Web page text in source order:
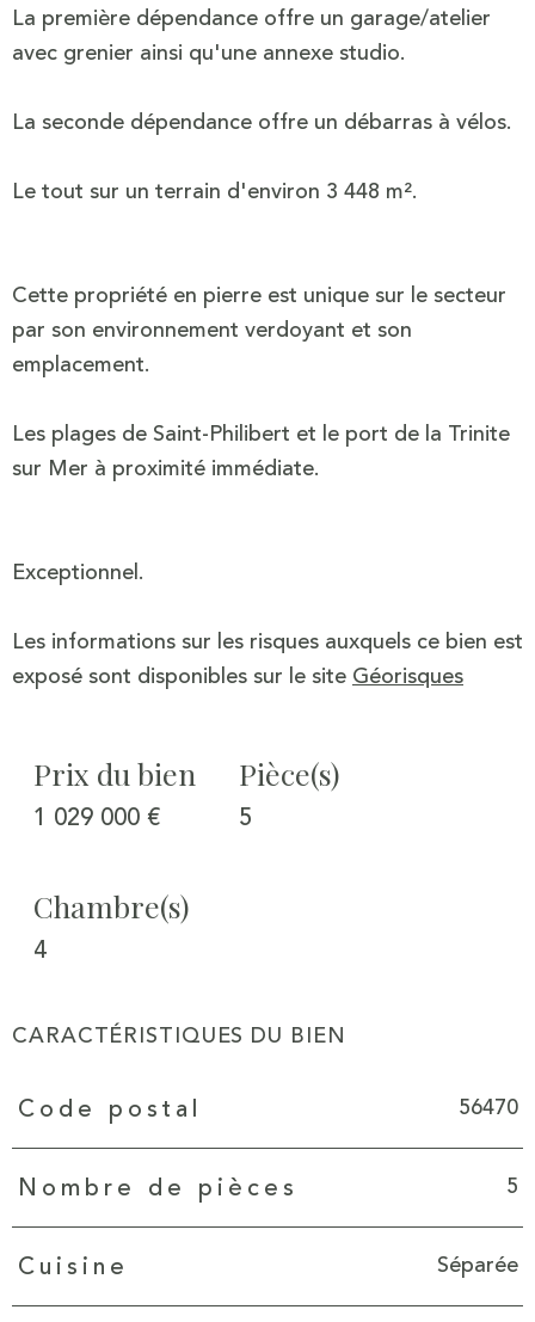
La première dépendance offre un garage/atelier
avec grenier ainsi qu'une annexe studio.
La seconde dépendance offre un débarras à vélos.
Le tout sur un terrain d'environ 3 448 m².
Cette propriété en pierre est unique sur le secteur
par son environnement verdoyant et son
emplacement.
Les plages de Saint-Philibert et le port de la Trinite
sur Mer à proximité immédiate.
Exceptionnel.
Les informations sur les risques auxquels ce bien est
exposé sont disponibles sur le siteGéorisques
Prix du bien
1 029 000 €
Pièce(s)
5
Chambre(s)
4
CARACTÉRISTIQUES DU BIEN
Caractéristiques Valeurs
Code postal 56470
Nombre de pièces 5
Cuisine Séparée